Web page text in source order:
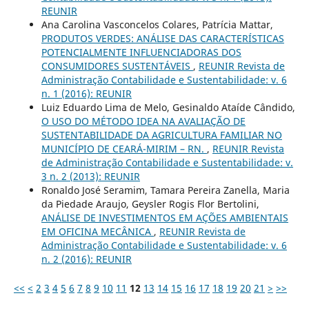
REUNIR
Ana Carolina Vasconcelos Colares, Patrícia Mattar,
PRODUTOS VERDES: ANÁLISE DAS CARACTERÍSTICAS
POTENCIALMENTE INFLUENCIADORAS DOS
CONSUMIDORES SUSTENTÁVEIS , REUNIR Revista de
Administração Contabilidade e Sustentabilidade: v. 6
n. 1 (2016): REUNIR
Luiz Eduardo Lima de Melo, Gesinaldo Ataíde Cândido,
O USO DO MÉTODO IDEA NA AVALIAÇÃO DE
SUSTENTABILIDADE DA AGRICULTURA FAMILIAR NO
MUNICÍPIO DE CEARÁ-MIRIM – RN. , REUNIR Revista
de Administração Contabilidade e Sustentabilidade: v.
3 n. 2 (2013): REUNIR
Ronaldo José Seramim, Tamara Pereira Zanella, Maria
da Piedade Araujo, Geysler Rogis Flor Bertolini,
ANÁLISE DE INVESTIMENTOS EM AÇÕES AMBIENTAIS
EM OFICINA MECÂNICA , REUNIR Revista de
Administração Contabilidade e Sustentabilidade: v. 6
n. 2 (2016): REUNIR
<< < 2 3 4 5 6 7 8 9 10 11 12 13 14 15 16 17 18 19 20 21 > >>